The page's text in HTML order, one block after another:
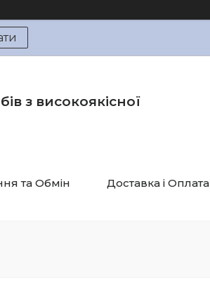
з високоякісної
та Обмін Доставка і Оплата